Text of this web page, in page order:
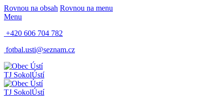
Rovnou na obsah Rovnou na menu
Menu
+420 606 704 782
fotbal.usti@seznam.cz
TJ SokolÚstí
TJ SokolÚstí